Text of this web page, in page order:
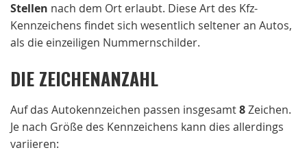
Stellen nach dem Ort erlaubt. Diese Art des Kfz-
Kennzeichens findet sich wesentlich seltener an Autos,
als die einzeiligen Nummernschilder.
DIE ZEICHENANZAHL
Auf das Autokennzeichen passen insgesamt8Zeichen.
Je nach Größe des Kennzeichens kann dies allerdings
variieren: